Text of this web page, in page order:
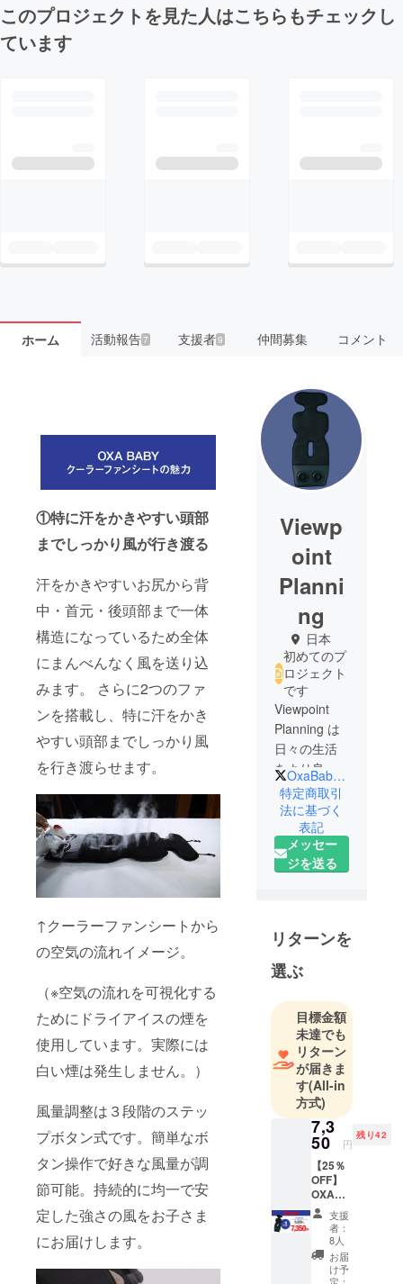
このプロジェクトを見た人はこちらもチェックし
ています
ホーム 活動報告7 支援者9 仲間募集 コメント
①特に汗をかきやすい頭部
までしっかり風が行き渡る
汗をかきやすいお尻から背
中・首元・後頭部まで一体
構造になっているため全体
にまんべんなく風を送り込
みます。 さらに2つのファ
ンを搭載し、特に汗をかき
やすい頭部までしっかり風
を行き渡らせます。
↑クーラーファンシートから
の空気の流れイメージ。
（※空気の流れを可視化する
ためにドライアイスの煙を
使用しています。実際には
白い煙は発生しません。）
風量調整は３段階のステッ
プボタン式です。簡単なボ
タン操作で好きな風量が調
節可能。持続的に均一で安
定した強さの風をお子さま
にお届けします。
Viewp
oint
Planni
ng
日本
初めてのプ
ロジェクト
です
Viewpoint
Planning は
日々の生活
をより良
く、そして
ワクワクさ
せる商品を
開発するた
め2021年に
の開発期間
を経て、
2022年春 第
品”OXA
BABYクー
ラーファン
シート”をク
ラウドファ
ンディング
サイトにて
先行販売開
OxaBabyOfficial
特定商取引
法に基づく
表記
メッセー
ジを送る
リターンを
選ぶ
目標金額
未達でも
リターン
が届きま
す(All-in
方式)
7,3
50 円
残り42
【25％
OFF】
OXA
BABY
クー
ラー
ファン
シート×
支援
者：
8人
お届
け予
定：